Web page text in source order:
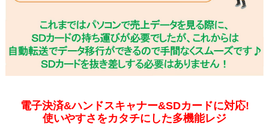
電子決済&ハンドスキャナー&SDカードに対応!
使いやすさをカタチにした多機能レジ